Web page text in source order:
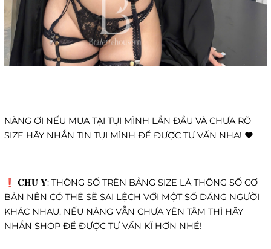
NÀNG ƠI NẾU MUA TẠI TỤI MÌNH LẦN ĐẦU VÀ CHƯA RÕ
SIZE HÃY NHẮN TIN TỤI MÌNH ĐỂ ĐƯỢC TƯ VẤN NHA! ❤️
❗️ 𝐂𝐇𝐔́ 𝐘́: THÔNG SỐ TRÊN BẢNG SIZE LÀ THÔNG SỐ CƠ
BẢN NÊN CÓ THỂ SẼ SAI LỆCH VỚI MỘT SỐ DÁNG NGƯỜI
KHÁC NHAU. NẾU NÀNG VẪN CHƯA YÊN TÂM THÌ HÃY
NHẮN SHOP ĐỂ ĐƯỢC TƯ VẤN KĨ HƠN NHÉ!